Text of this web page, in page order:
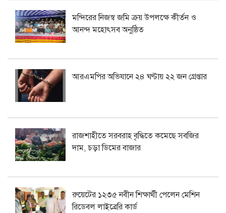
মন্দিরের নিজস্ব জমি ক্রয় উপলক্ষে কীর্তন ও
আনন্দ মহোৎসব অনুষ্ঠিত
আরএমপির অভিযানে ২৪ ঘণ্টায় ২২ জন গ্রেপ্তার
রাজশাহীতে সরবরাহ বৃদ্ধিতে কমেছে সবজির
দাম, চড়া ডিমের বাজার
রুয়েটের ১২৩৫ নবীন শিক্ষার্থী পেলেন মেশিন
রিডেবল লাইব্রেরি কার্ড